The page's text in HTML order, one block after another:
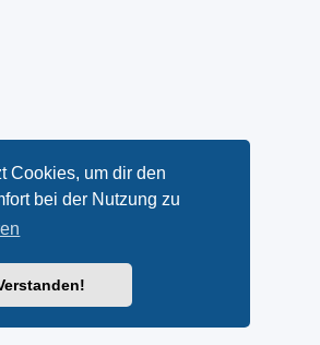
Cookies, um dir den
bei der Nutzung zu